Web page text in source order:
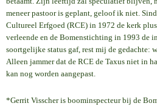
meneer pastoor is geplant, geloof ik niet.
Cultureel Erfgoed (RCE) in 1972 de kerk
verleende en de Bomenstichting in 1993 de
soortgelijke status gaf, rest mij de gedachte:
Alleen jammer dat de RCE de Taxus niet in
kan nog worden aangepast.
*Gerrit Visscher is boominspecteur bij de